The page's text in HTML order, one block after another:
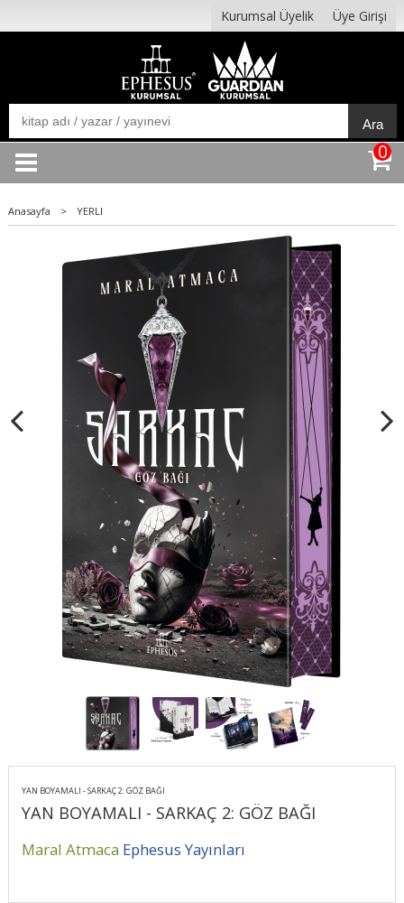
Kurumsal Üyelik Üye Girişi
Ara
0
Anasayfa > YERLI
YAN BOYAMALI - SARKAÇ 2: GÖZ BAĞI
YAN BOYAMALI - SARKAÇ 2: GÖZ BAĞI
Maral Atmaca Ephesus Yayınları